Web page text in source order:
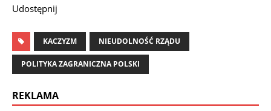
Udostępnij
KACZYZM NIEUDOLNOŚĆ RZĄDU
POLITYKA ZAGRANICZNA POLSKI
REKLAMA